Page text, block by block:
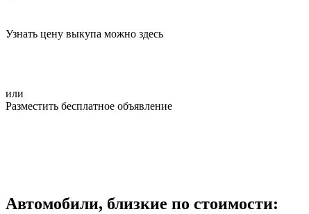
Узнать цену выкупа можно здесь
или
Разместить бесплатное объявление
Автомобили, близкие по стоимости: